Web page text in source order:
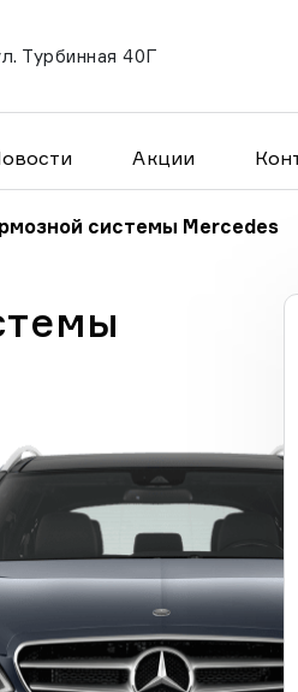
Турбинная 40Г
Акции
системы Mercedes